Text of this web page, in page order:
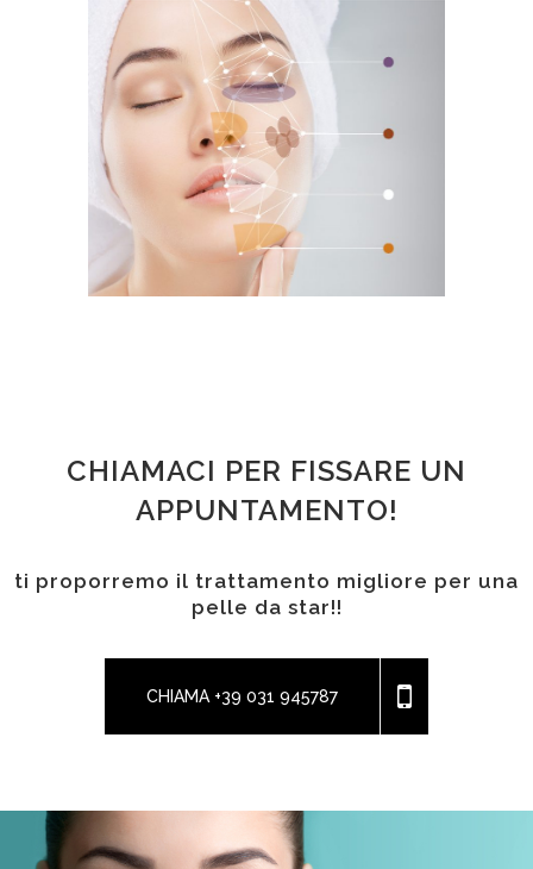
CHIAMACI PER FISSARE UN
APPUNTAMENTO!
ti proporremo il trattamento migliore per una
pelle da star!!
CHIAMA +39 031 945787